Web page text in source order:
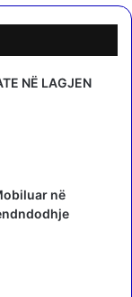
NË LAGJEN
në